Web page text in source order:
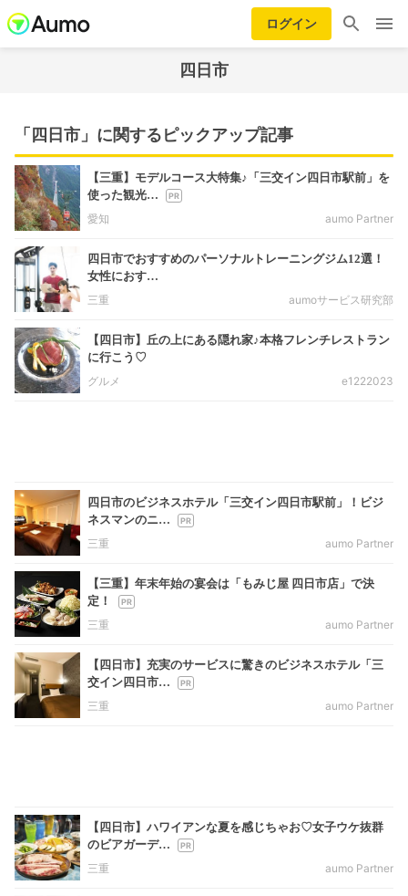
ログイン
四日市
「四日市」に関するピックアップ記事
【三重】モデルコース大特集♪「三交イン四日市駅前」を
使った観光…
愛知
aumo Partner
四日市でおすすめのパーソナルトレーニングジム12選！
女性におす…
三重
aumoサービス研究部
【四日市】丘の上にある隠れ家♪本格フレンチレストラン
に行こう♡
グルメ
e1222023
四日市のビジネスホテル「三交イン四日市駅前」！ビジ
ネスマンのニ…
三重
aumo Partner
【三重】年末年始の宴会は「もみじ屋 四日市店」で決
定！
三重
aumo Partner
【四日市】充実のサービスに驚きのビジネスホテル「三
交イン四日市…
三重
aumo Partner
【四日市】ハワイアンな夏を感じちゃお♡女子ウケ抜群
のビアガーデ…
三重
aumo Partner